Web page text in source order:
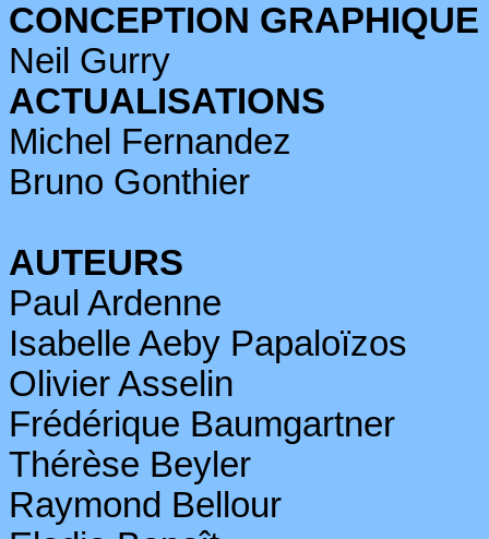
CONCEPTION GRAPHIQUE
Neil Gurry
ACTUALISATIONS
Michel Fernandez
Bruno Gonthier
AUTEURS
Paul Ardenne
Isabelle Aeby Papaloïzos
Olivier Asselin
Frédérique Baumgartner
Thérèse Beyler
Raymond Bellour